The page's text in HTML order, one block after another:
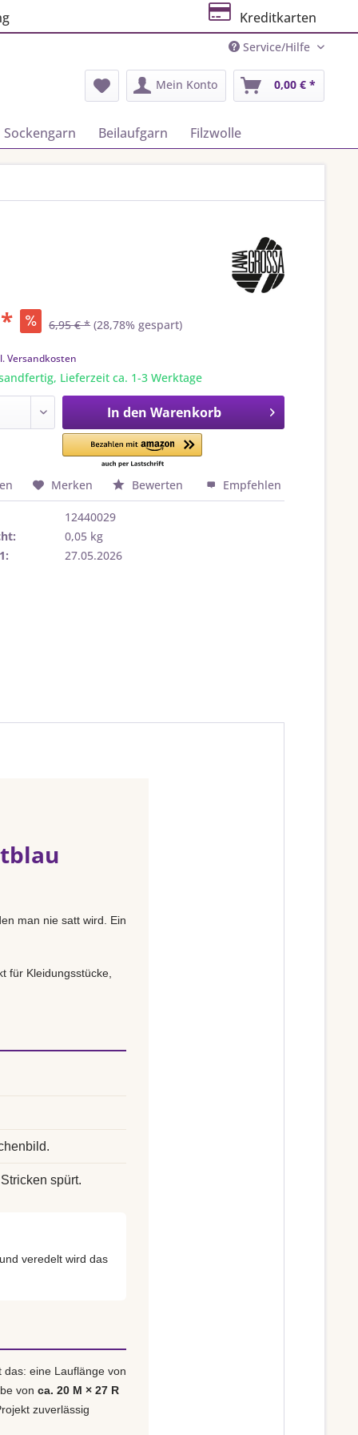
Kreditkarten
Service/Hilfe
Mein Konto 0,00 € *
Sockengarn Beilaufgarn Filzwolle
6,95 € * (28,78% gespart)
Versandkosten
Lieferzeit ca. 1-3 Werktage
In den Warenkorb
Merken Bewerten Empfehlen
12440029
0,05 kg
27.05.2026
man nie satt wird. Ein
für Kleidungsstücke,
spürt.
veredelt wird das
das: eine Lauflänge von
von ca. 20 M × 27 R
zuverlässig